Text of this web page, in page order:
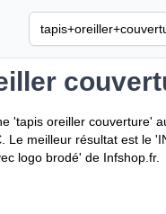
'tapis oreiller couverture'
meilleur résultat est le
logo brodé' de Infshop.fr.